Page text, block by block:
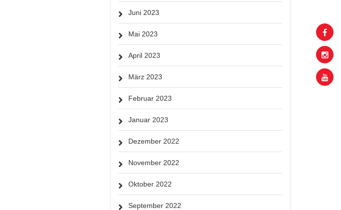
Juni 2023
Mai 2023
April 2023
März 2023
Februar 2023
Januar 2023
Dezember 2022
November 2022
Oktober 2022
September 2022